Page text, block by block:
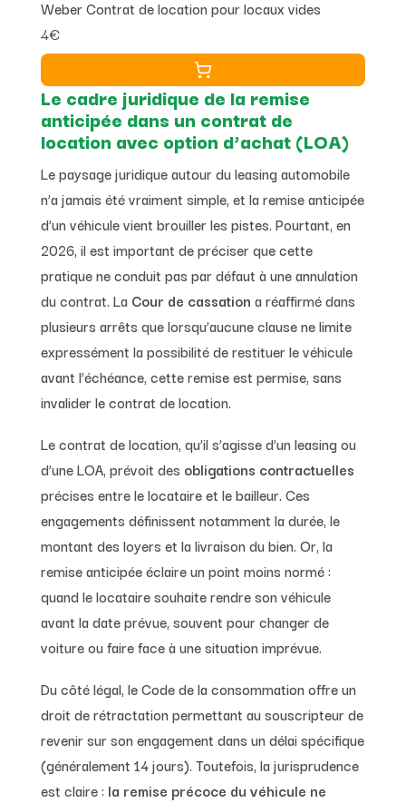
Weber Contrat de location pour locaux vides
4€
Le cadre juridique de la remise
anticipée dans un contrat de
location avec option d’achat (LOA)
Le paysage juridique autour du leasing automobile
n’a jamais été vraiment simple, et la remise anticipée
d’un véhicule vient brouiller les pistes. Pourtant, en
2026, il est important de préciser que cette
pratique ne conduit pas par défaut à une annulation
du contrat. La Cour de cassation a réaffirmé dans
plusieurs arrêts que lorsqu’aucune clause ne limite
expressément la possibilité de restituer le véhicule
avant l’échéance, cette remise est permise, sans
invalider le contrat de location.
Le contrat de location, qu’il s’agisse d’un leasing ou
d’une LOA, prévoit des obligations contractuelles
précises entre le locataire et le bailleur. Ces
engagements définissent notamment la durée, le
montant des loyers et la livraison du bien. Or, la
remise anticipée éclaire un point moins normé :
quand le locataire souhaite rendre son véhicule
avant la date prévue, souvent pour changer de
voiture ou faire face à une situation imprévue.
Du côté légal, le Code de la consommation offre un
droit de rétractation permettant au souscripteur de
revenir sur son engagement dans un délai spécifique
(généralement 14 jours). Toutefois, la jurisprudence
est claire : la remise précoce du véhicule ne